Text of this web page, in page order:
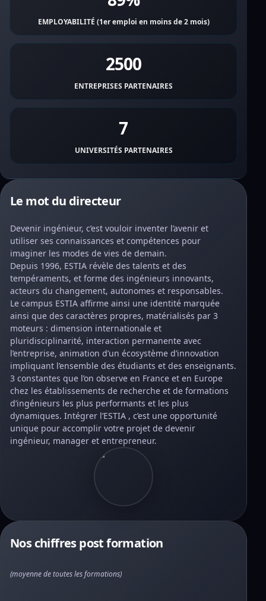
EMPLOYABILITÉ (1er emploi en moins de 2 mois)
2500
ENTREPRISES PARTENAIRES
7
UNIVERSITÉS PARTENAIRES
Le mot du directeur
Devenir ingénieur, c’est vouloir inventer l’avenir et
utiliser ses connaissances et compétences pour
imaginer les modes de vies de demain.
Depuis 1996, ESTIA révèle des talents et des
tempéraments, et forme des ingénieurs innovants,
acteurs du changement, autonomes et responsables.
Le campus ESTIA affirme ainsi une identité marquée
ainsi que des caractères propres, matérialisés par 3
moteurs : dimension internationale et
pluridisciplinarité, interaction permanente avec
l’entreprise, animation d’un écosystème d’innovation
impliquant l’ensemble des étudiants et des enseignants.
3 constantes que l’on observe en France et en Europe
chez les établissements de recherche et de formations
d’ingénieurs les plus performants et les plus
dynamiques. Intégrer l’ESTIA , c’est une opportunité
unique pour accomplir votre projet de devenir
ingénieur, manager et entrepreneur.
Nos chiffres post formation
(moyenne de toutes les formations)